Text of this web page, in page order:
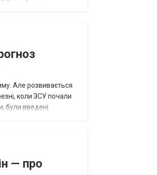
Але розвивається
коли ЗСУ почали
були введені
— про